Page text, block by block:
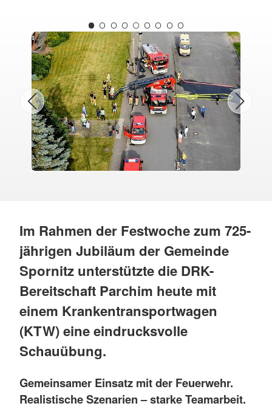
Im Rahmen der Festwoche zum 725-
jährigen Jubiläum der Gemeinde
Spornitz unterstützte die DRK-
Bereitschaft Parchim heute mit
einem Krankentransportwagen
(KTW) eine eindrucksvolle
Schauübung.
Gemeinsamer Einsatz mit der Feuerwehr.
Realistische Szenarien – starke Teamarbeit.